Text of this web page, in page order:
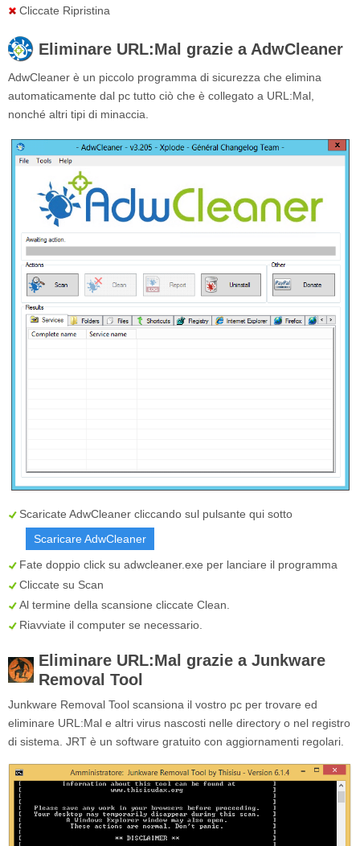
Cliccate Ripristina
Eliminare URL:Mal grazie a AdwCleaner
AdwCleaner è un piccolo programma di sicurezza che elimina
automaticamente dal pc tutto ciò che è collegato a URL:Mal,
nonché altri tipi di minaccia.
Scaricate AdwCleaner cliccando sul pulsante qui sotto
Scaricare AdwCleaner
Fate doppio click su adwcleaner.exe per lanciare il programma
Cliccate su Scan
Al termine della scansione cliccate Clean
Riavviate il computer se necessario.
Eliminare URL:Mal grazie a Junkware
Removal Tool
Junkware Removal Tool scansiona il vostro pc per trovare ed
eliminare URL:Mal e altri virus nascosti nelle directory o nel registro
di sistema. JRT è un software gratuito con aggiornamenti regolari.